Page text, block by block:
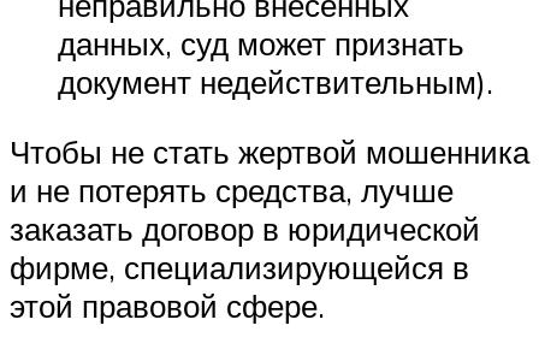
данных, суд может признать
документ недействительным).
Чтобы не стать жертвой мошенника
и не потерять средства, лучше
заказать договор в юридической
фирме, специализирующейся в
этой правовой сфере.